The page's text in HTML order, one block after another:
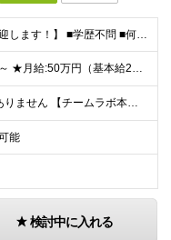
【経験が浅い方も歓迎します！】 ■学歴不問 ■何らかのプログラミング言語を用いた開発実務経験3年以上(言語不問) ＼こんな方に向いています／ ・有名アプリや数千万規模のサービス開発に携わりたい方 ・
★想定年収:700万円～ ★月給:50万円（基本給22万円〜＋諸手当21万円1250円～） ※上記に固定残業代（68,750円/月40時間分）を含む。超過分は別途支給 ※試用期間3ヵ月あり。期間中の
■転居を伴う転勤はありません 【チームラボ本社】 東京都千代田区神田小川町2-12 小川町進興ビル チームラボ本社他、会社が指定する場所 ※原則出社ですが、合理的な理由がある場合はリモート(在宅勤
能
検討中に入れる